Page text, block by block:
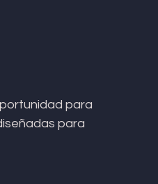
para
para